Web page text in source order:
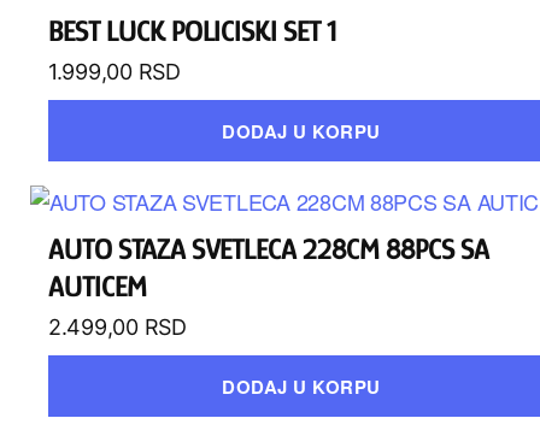
BEST LUCK POLICISKI SET 1
1.999,00 RSD
DODAJ U KORPU
AUTO STAZA SVETLECA 228CM 88PCS SA
AUTICEM
2.499,00 RSD
DODAJ U KORPU